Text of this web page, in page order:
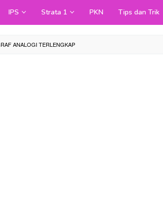
IPS Strata 1 PKN Tips dan Trik
ANALOGI TERLENGKAP